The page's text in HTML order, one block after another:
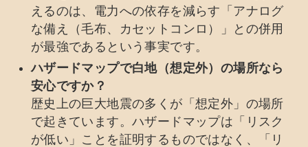
えるのは、電力への依存を減らす「アナログ
な備え（毛布、カセットコンロ）」との併用
が最強であるという事実です。
ハザードマップで白地（想定外）の場所なら
安心ですか？
歴史上の巨大地震の多くが「想定外」の場所
で起きています。ハザードマップは「リスク
が低い」ことを証明するものではなく、「リ